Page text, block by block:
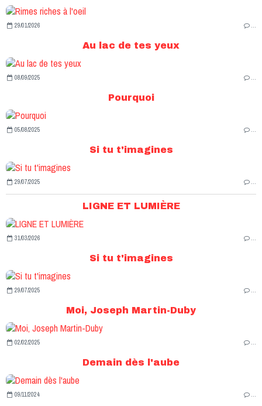
29/01/2026
Au lac de tes yeux
08/09/2025
Pourquoi
05/08/2025
Si tu t'imagines
29/07/2025
LIGNE ET LUMIÈRE
31/03/2026
Si tu t'imagines
29/07/2025
Moi, Joseph Martin-Duby
02/02/2025
Demain dès l'aube
09/11/2024